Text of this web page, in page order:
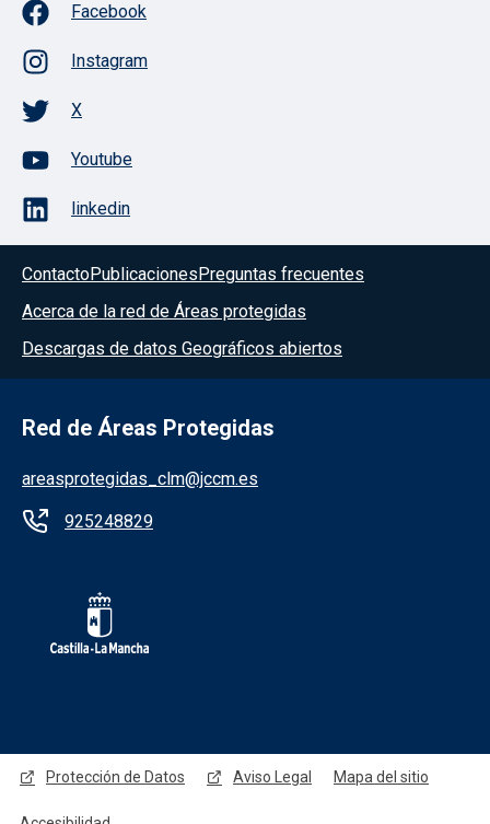
Facebook
Instagram
X
Youtube
linkedin
ContactoPublicacionesPreguntas frecuentes
Acerca de la red de Áreas protegidas
Descargas de datos Geográficos abiertos
Red de Áreas Protegidas
areasprotegidas_clm@jccm.es
925248829
Protección de Datos Aviso Legal Mapa del sitio